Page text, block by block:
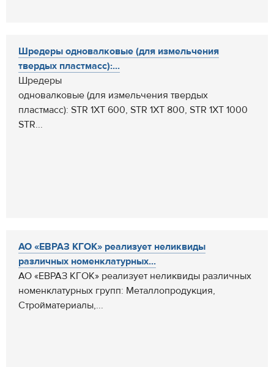
Шредеры одновалковые (для измельчения
твердых пластмасс):...
Шредеры
одновалковые (для измельчения твердых
пластмасс): STR 1XT 600, STR 1XT 800, STR 1XT 1000
STR...
АО «ЕВРАЗ КГОК» реализует неликвиды
различных номенклатурных...
АО «ЕВРАЗ КГОК» реализует неликвиды различных
номенклатурных групп: Металлопродукция,
Стройматериалы,...